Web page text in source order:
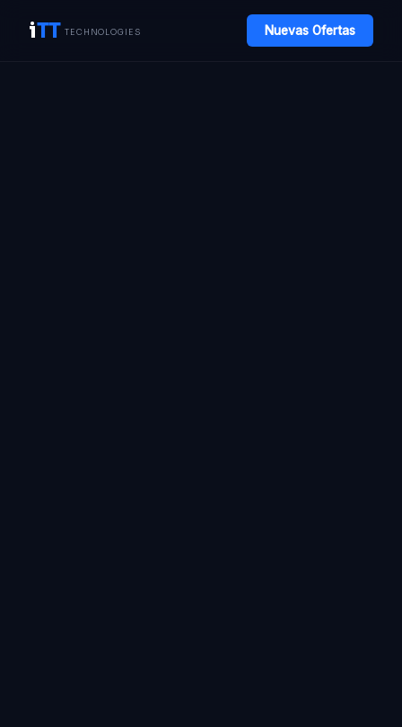
iTT TECHNOLOGIES Nuevas Ofertas